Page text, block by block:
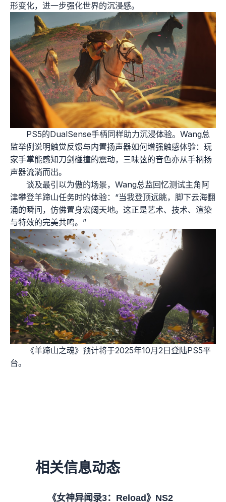
形变化，进一步强化世界的沉浸感。
PS5的DualSense手柄同样助力沉浸体验。Wang总
监举例说明触觉反馈与内置扬声器如何增强触感体验：玩
家手掌能感知刀剑碰撞的震动，三味弦的音色亦从手柄扬
声器流淌而出。
谈及最引以为傲的场景，Wang总监回忆测试主角阿
津攀登羊蹄山任务时的体验：“当我登顶远眺，脚下云海翻
涌的瞬间，仿佛置身宏阔天地。这正是艺术、技术、渲染
与特效的完美共鸣。”
《羊蹄山之魂》预计将于2025年10月2日登陆PS5平
台。
相关信息动态
《女神异闻录3：Reload》NS2